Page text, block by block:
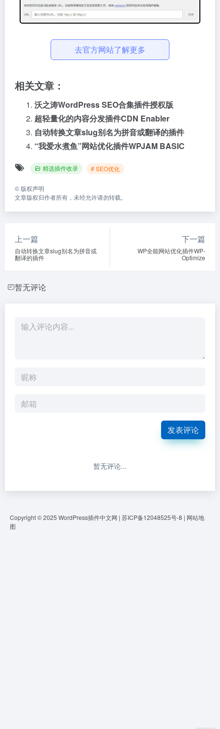
去官方网站了解更多
相关文章：
沃之涛WordPress SEO合集插件授权版
超轻量化的内容分发插件CDN Enabler
自动转换文章slug别名为拼音或翻译的插件
“我爱水煮鱼”网站优化插件WPJAM BASIC
精选插件收录 # SEO优化
© 版权声明
文章版权归作者所有，未经允许请勿转载。
上一篇
自动转换文章slug别名为拼音或
翻译的插件
下一篇
WP全能网站优化插件WP-
Optimize
暂无评论
发表评论
暂无评论...
Copyright © 2025 WordPress插件中文网 | 苏ICP备12048525号-8 | 网站地
图